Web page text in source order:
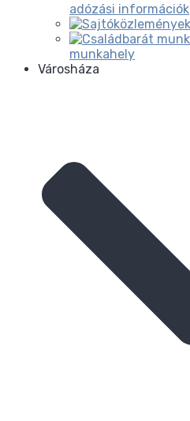
adózási információk
munkahely
Városháza